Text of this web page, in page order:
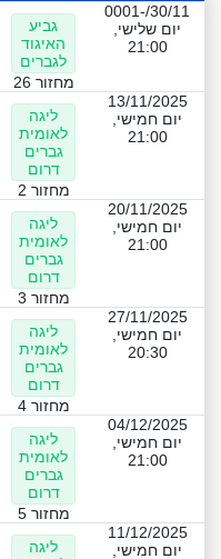
30/11/-0001
יום שלישי,
21:00
גביע
האיגוד
לגברים
מחזור 26
13/11/2025
יום חמישי,
21:00
ליגה
לאומית
גברים
דרום
מחזור 2
20/11/2025
יום חמישי,
21:00
ליגה
לאומית
גברים
דרום
מחזור 3
27/11/2025
יום חמישי,
20:30
ליגה
לאומית
גברים
דרום
מחזור 4
04/12/2025
יום חמישי,
21:00
ליגה
לאומית
גברים
דרום
מחזור 5
11/12/2025
יום חמישי,
ליגה